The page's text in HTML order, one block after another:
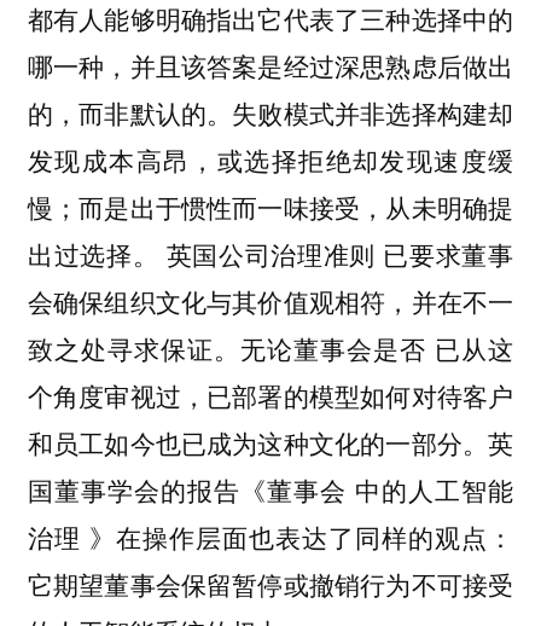
都有人能够明确指出它代表了三种选择中的
哪一种，并且该答案是经过深思熟虑后做出
的，而非默认的。失败模式并非选择构建却
发现成本高昂，或选择拒绝却发现速度缓
慢；而是出于惯性而一味接受，从未明确提
出过选择。 英国公司治理准则 已要求董事
会确保组织文化与其价值观相符，并在不一
致之处寻求保证。无论董事会是否 已从这
个角度审视过，已部署的模型如何对待客户
和员工如今也已成为这种文化的一部分。英
国董事学会的报告《董事会 中的人工智能
治理 》在操作层面也表达了同样的观点：
它期望董事会保留暂停或撤销行为不可接受